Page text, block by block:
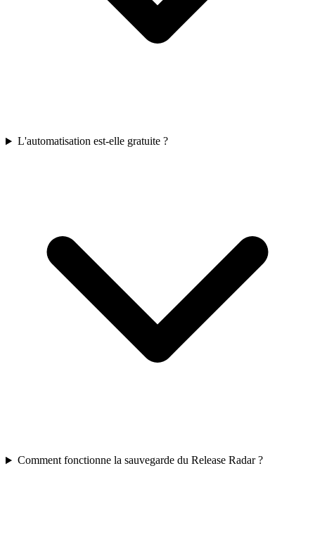
L'automatisation est-elle gratuite ?
Comment fonctionne la sauvegarde du Release Radar ?